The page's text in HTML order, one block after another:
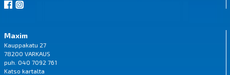
Maxim
Kauppakatu 27
78200 VARKAUS
puh. 040 7092 761
Katso kartalta